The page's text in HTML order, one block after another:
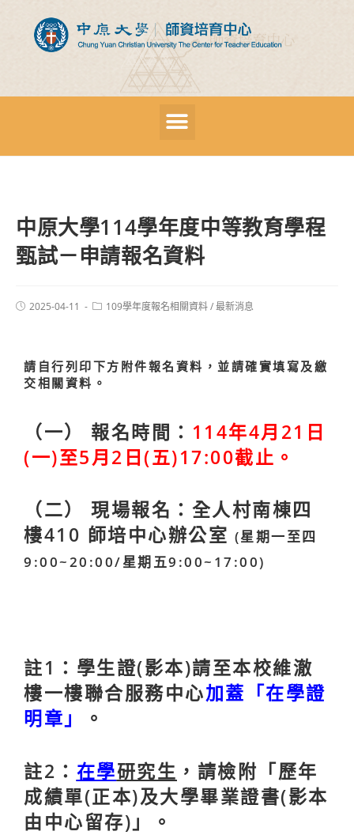
中原大學114學年度中等教育學程
甄試－申請報名資料
2025-04-11 109學年度報名相關資料/最新消息
請自行列印下方附件報名資料，並請確實填寫及繳
交相關資料。
（一） 報名時間： 114年4月21日
(一)至5月2日(五)17:00截止。
（二） 現場報名： 全人村南棟四
樓410 師培中心辦公室 (星期一至四
9:00~20:00/星期五9:00~17:00)
註1：學生證(影本)請至本校維澈
樓一樓聯合服務中心加蓋「在學證
明章」
。
註2： 在學研究生 ，請檢附 「歷年
成績單(正本)及大學畢業證書(影本
由中心留存) 」 。